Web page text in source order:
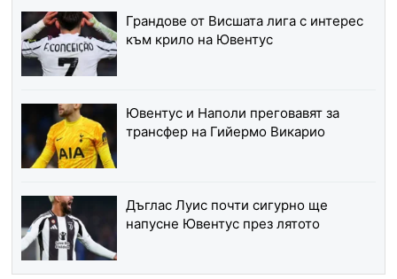
Грандове от Висшата лига с интерес
към крило на Ювентус
Ювентус и Наполи преговавят за
трансфер на Гийермо Викарио
Дъглас Луис почти сигурно ще
напусне Ювентус през лятото